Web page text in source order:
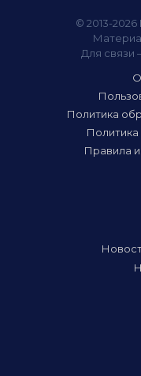
© 2013-
Для связи
Политика
Правила